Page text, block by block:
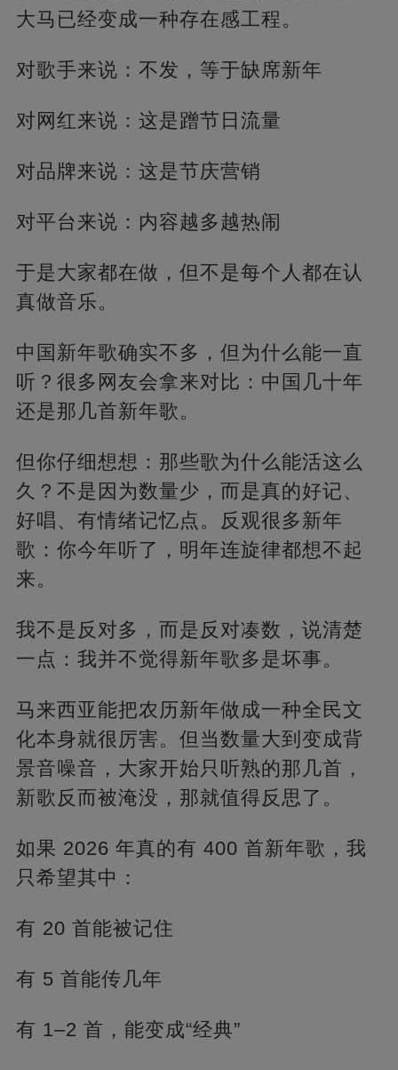
大马已经变成一种存在感工程。
对歌手来说：不发，等于缺席新年
对网红来说：这是蹭节日流量
对品牌来说：这是节庆营销
对平台来说：内容越多越热闹
于是大家都在做，但不是每个人都在认
真做音乐。
中国新年歌确实不多，但为什么能一直
听？很多网友会拿来对比：中国几十年
还是那几首新年歌。
但你仔细想想：那些歌为什么能活这么
久？不是因为数量少，而是真的好记、
好唱、有情绪记忆点。反观很多新年
歌：你今年听了，明年连旋律都想不起
来。
我不是反对多，而是反对凑数，说清楚
一点：我并不觉得新年歌多是坏事。
马来西亚能把农历新年做成一种全民文
化本身就很厉害。但当数量大到变成背
景音噪音，大家开始只听熟的那几首，
新歌反而被淹没，那就值得反思了。
如果 2026 年真的有 400 首新年歌，我
只希望其中：
有 20 首能被记住
有 5 首能传几年
有 1–2 首，能变成“经典”